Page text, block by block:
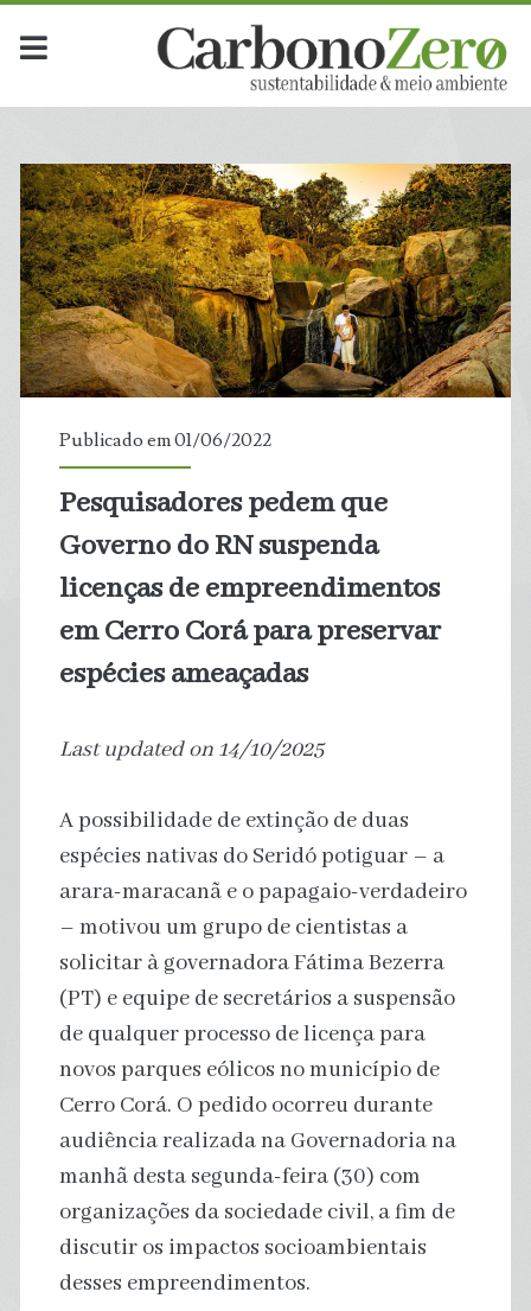
Publicado em 01/06/2022
Pesquisadores pedem que
Governo do RN suspenda
licenças de empreendimentos
em Cerro Corá para preservar
espécies ameaçadas
Last updated on 14/10/2025
A possibilidade de extinção de duas
espécies nativas do Seridó potiguar – a
arara-maracanã e o papagaio-verdadeiro
– motivou um grupo de cientistas a
solicitar à governadora Fátima Bezerra
(PT) e equipe de secretários a suspensão
de qualquer processo de licença para
novos parques eólicos no município de
Cerro Corá. O pedido ocorreu durante
audiência realizada na Governadoria na
manhã desta segunda-feira (30) com
organizações da sociedade civil, a fim de
discutir os impactos socioambientais
desses empreendimentos.